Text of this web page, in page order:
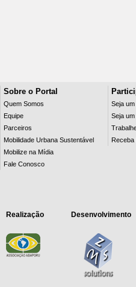
Sobre o Portal
Quem Somos
Equipe
Parceiros
Mobilidade Urbana Sustentável
Mobilize na Mídia
Fale Conosco
Seja
Seja
Receba
Realização Desenvolvimento